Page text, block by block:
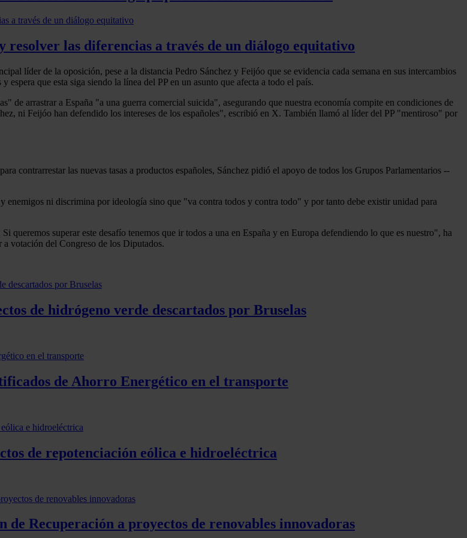
resolver las diferencias a través de un diálogo equitativo
líder de la oposición, pese a la distancia Pedro Sánchez y Feijóo que se evidencia cada semana en sus intercambios
que esta siga siendo la línea del PP en un asunto que afecta a todo el país.
de arrastrar a España "a una guerra comercial suicida", asegurando que nuestra economía compite en condiciones de
ni Feijóo han defendido los intereses de los españoles", escribió en X. También llamó al líder del PP "mentiroso" por
contrarrestar las nuevas tasas a productos españoles, Sánchez pidió el apoyo de todos los Grupos Parlamentarios --
enemigos ni discrimina por ideología sino que "va contra todos y contra todo" y por tanto debe existir unidad para
queremos superar este desafío tenemos que ir todos a una en España y en Europa defendiendo lo que es nuestro", ha
a votación del Congreso de los Diputados.
de hidrógeno verde descartados por Bruselas
de Ahorro Energético en el transporte
de repotenciación eólica e hidroeléctrica
Recuperación a proyectos de renovables innovadoras